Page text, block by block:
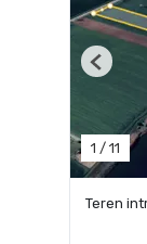
1 / 11
Previous
Teren